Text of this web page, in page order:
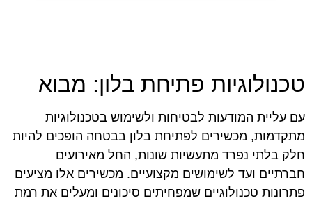
טכנולוגיות פתיחת בלון: מבוא
עם עליית המודעות לבטיחות ולשימוש בטכנולוגיות
מתקדמות, מכשירים לפתיחת בלון בבטחה הופכים להיות
חלק בלתי נפרד מתעשיות שונות, החל מאירועים
חברתיים ועד לשימושים מקצועיים. מכשירים אלו מציעים
פתרונות טכנולוגיים שמפחיתים סיכונים ומעלים את רמת